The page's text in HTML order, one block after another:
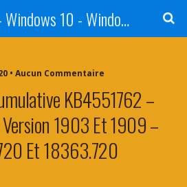
Windows 11 - Windows 10 - Windows 8 - Windows 7 - VISTA
• Aucun Commentaire
KB4551762 –
1903 Et 1909 –
Et 18363.720